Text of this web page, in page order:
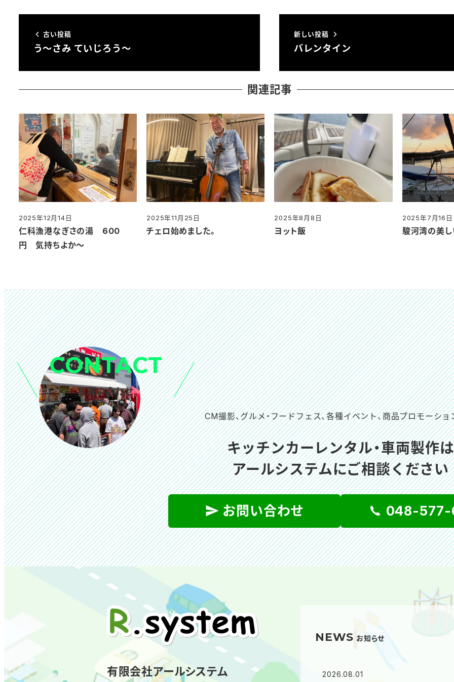
古い投稿
う～さみ ていじろう～
新しい投稿
バレンタイン
関連記事
仁科漁港なぎさの湯 600
円 気持ちよか～
投稿日
2025年12月14日
チェロ始めました。
投稿日
2025年11月25日
ヨット飯
投稿日
2025年8月8日
駿河湾の美
投稿日
2025年7月16日
CONTACT
お問い合わせ
CM撮影、グルメ・フードフェス、各種イベント、商品プロモーショ
キッチンカーレンタル・車両製作は
アールシステムにご相談ください
お問い合わせ 048-577-
有限会社アールシステム
NEWS お知らせ
2026.08.01